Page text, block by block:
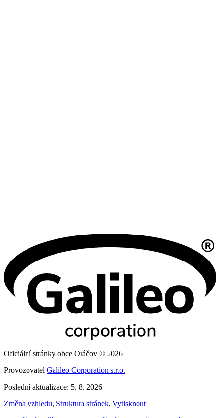
Oficiální stránky obce Oráčov © 2026
Provozovatel Galileo Corporation s.r.o.
Poslední aktualizace: 5. 8. 2026
Změna vzhledu, Struktura stránek, Vytisknout